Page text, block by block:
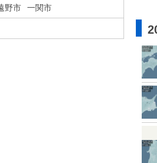
野市 一関市